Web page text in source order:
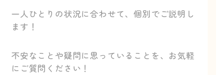
一人ひとりの状況に合わせて、個別でご説明し
ます！
不安なことや疑問に思っていることを、お気軽
にご質問ください！